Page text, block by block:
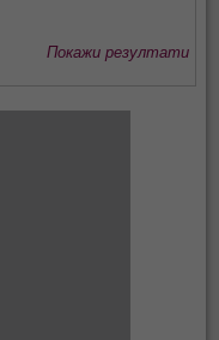
Покажи резултати